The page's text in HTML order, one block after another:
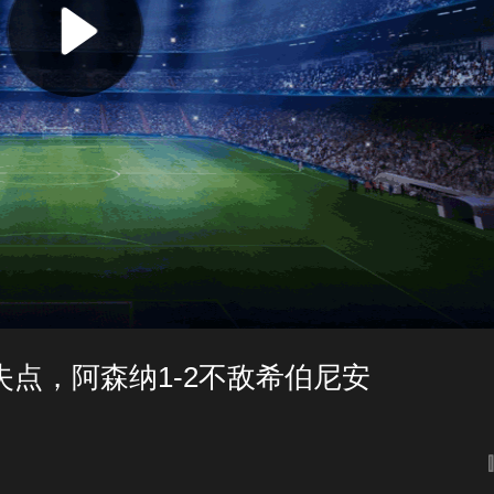
，阿森纳1-2不敌希伯尼安